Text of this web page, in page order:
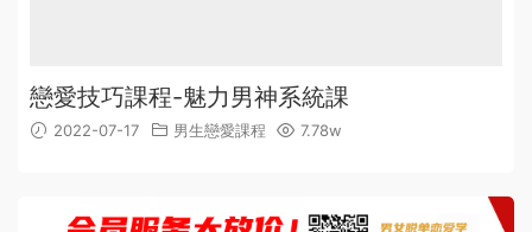
戀愛技巧課程-魅力男神系統課
2022-07-17 男生戀愛課程 7.78w